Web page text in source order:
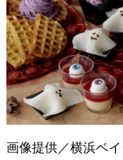
画像提供／横浜ベ